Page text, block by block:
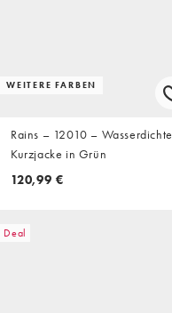
WEITERE FARBEN
Rains – 12010 – Wasserdichte
Kurzjacke in Grün
120,99 €
Deal